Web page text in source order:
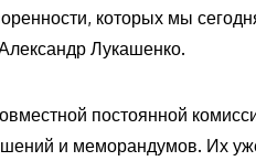
которых мы
Лукашенко.
постоянной
и меморандумов. Их